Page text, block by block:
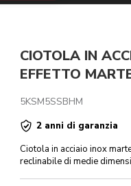
CIOTOLA IN
EFFETTO
5KSM5SSBHM
2 anni di garanzia
Ciotola in acciaio inox
reclinabile di medie